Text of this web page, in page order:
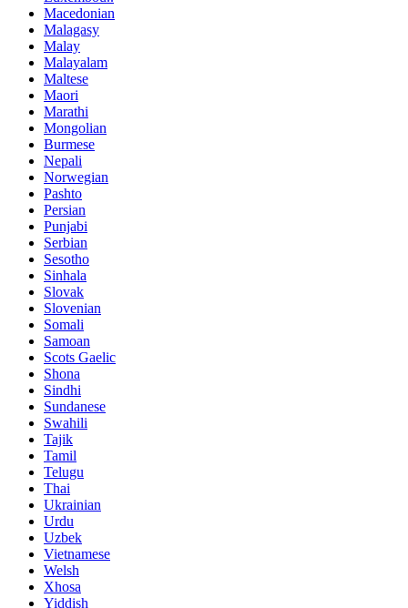
Macedonian
Malagasy
Malay
Malayalam
Maltese
Maori
Marathi
Mongolian
Burmese
Nepali
Norwegian
Pashto
Persian
Punjabi
Serbian
Sesotho
Sinhala
Slovak
Slovenian
Somali
Samoan
Scots Gaelic
Shona
Sindhi
Sundanese
Swahili
Tajik
Tamil
Telugu
Thai
Ukrainian
Urdu
Uzbek
Vietnamese
Welsh
Xhosa
Yiddish